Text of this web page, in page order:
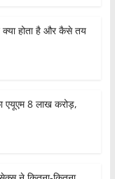
क्या होता है और कैसे तय
8 लाख करोड़,